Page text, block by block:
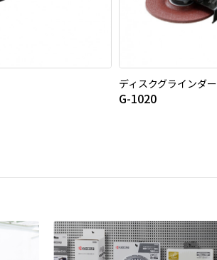
ディスクグラインダー
G-1020